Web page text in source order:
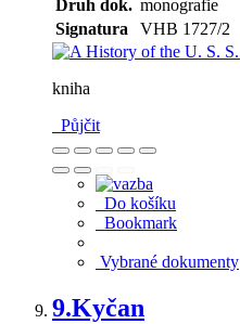
Druh dok. monografie
Signatura
VHB 1727/2
kniha
Půjčit
Do košíku
Bookmark
Vybrané dokumenty
9.Kyčan